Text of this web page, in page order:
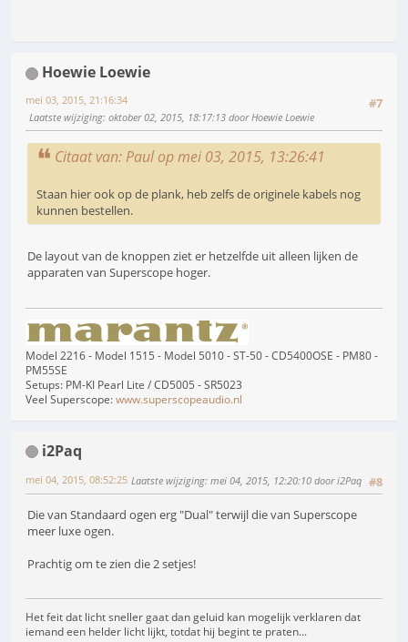
Hoewie Loewie
#7
mei 03, 2015, 21:16:34
Laatste wijziging: oktober 02, 2015, 18:17:13 door Hoewie Loewie
Citaat van: Paul op mei 03, 2015, 13:26:41
Staan hier ook op de plank, heb zelfs de originele kabels nog
kunnen bestellen.
De layout van de knoppen ziet er hetzelfde uit alleen lijken de
apparaten van Superscope hoger.
Model 2216 - Model 1515 - Model 5010 - ST-50 - CD5400OSE - PM80 -
PM55SE
Setups: PM-KI Pearl Lite / CD5005 - SR5023
Veel Superscope:www.superscopeaudio.nl
i2Paq
#8
mei 04, 2015, 08:52:25 Laatste wijziging: mei 04, 2015, 12:20:10 door i2Paq
Die van Standaard ogen erg "Dual" terwijl die van Superscope
meer luxe ogen.
Prachtig om te zien die 2 setjes!
Het feit dat licht sneller gaat dan geluid kan mogelijk verklaren dat
iemand een helder licht lijkt, totdat hij begint te praten...